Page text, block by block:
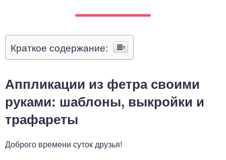
Краткое содержание:
Аппликации из фетра своими
руками: шаблоны, выкройки и
трафареты
Доброго времени суток друзья!